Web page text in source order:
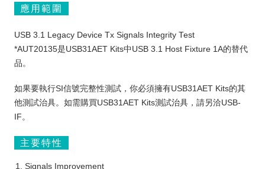
應用範圍
USB 3.1 Legacy Device Tx Signals Integrity Test
*AUT20135是USB31AET Kits中USB 3.1 Host Fixture 1A的替代
品。
如果要執行SI信號完整性測試，你必須擁有USB31AET Kits的其
他測試治具。如需購買USB31AET Kits測試治具，請另洽USB-
IF。
主要特性
Signals Improvement